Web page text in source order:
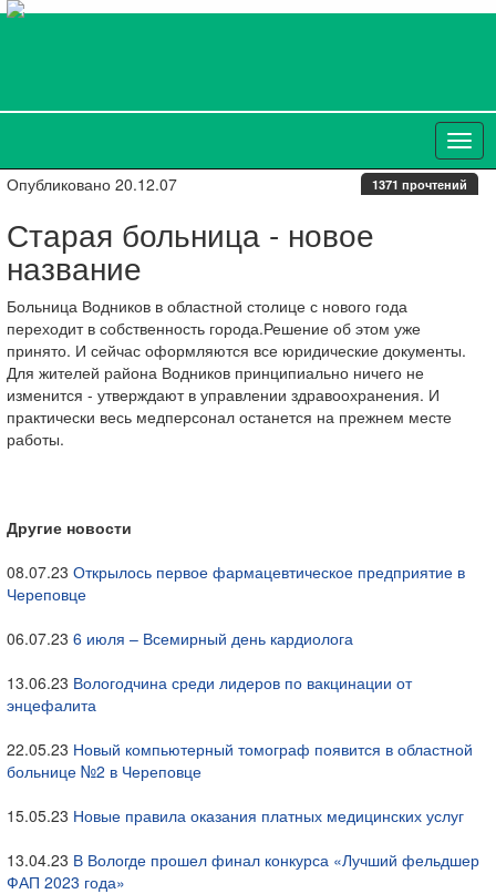
Опубликовано 20.12.07 1371 прочтений
Старая больница - новое
название
Больница Водников в областной столице с нового года
переходит в собственность города.Решение об этом уже
принято. И сейчас оформляются все юридические документы.
Для жителей района Водников принципиально ничего не
изменится - утверждают в управлении здравоохранения. И
практически весь медперсонал останется на прежнем месте
работы.
Другие новости
08.07.23 Открылось первое фармацевтическое предприятие в
Череповце
06.07.23 6 июля – Всемирный день кардиолога
13.06.23 Вологодчина среди лидеров по вакцинации от
энцефалита
22.05.23 Новый компьютерный томограф появится в областной
больнице №2 в Череповце
15.05.23 Новые правила оказания платных медицинских услуг
13.04.23 В Вологде прошел финал конкурса «Лучший фельдшер
ФАП 2023 года»